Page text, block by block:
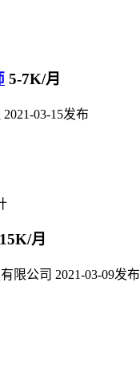
5-7K/月
2021-03-15发布
月
限公司 2021-03-09发布